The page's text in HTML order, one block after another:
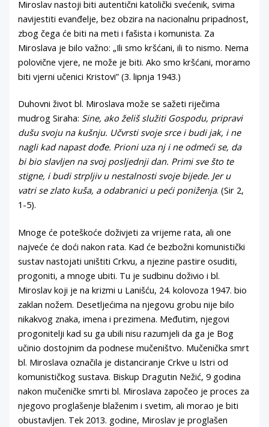
Miroslav nastoji biti autentični katolički svećenik, svima
navijestiti evanđelje, bez obzira na nacionalnu pripadnost,
zbog čega će biti na meti i fašista i komunista. Za
Miroslava je bilo važno: „Ili smo kršćani, ili to nismo. Nema
polovične vjere, ne može je biti. Ako smo kršćani, moramo
biti vjerni učenici Kristovi” (3. lipnja 1943.)
Duhovni život bl. Miroslava može se sažeti riječima
mudrog Siraha: Sine, ako želiš služiti Gospodu, pripravi
dušu svoju na kušnju. Učvrsti svoje srce i budi jak, i ne
nagli kad napast dođe. Prioni uza nj i ne odmeći se, da
bi bio slavljen na svoj posljednji dan. Primi sve što te
stigne, i budi strpljiv u nestalnosti svoje bijede. Jer u
vatri se zlato kuša, a odabranici u peći poniženja. (Sir 2,
1-5).
Mnoge će poteškoće doživjeti za vrijeme rata, ali one
najveće će doći nakon rata. Kad će bezbožni komunistički
sustav nastojati uništiti Crkvu, a njezine pastire osuditi,
progoniti, a mnoge ubiti. Tu je sudbinu doživio i bl.
Miroslav koji je na krizmi u Lanišću, 24. kolovoza 1947. bio
zaklan nožem. Desetljećima na njegovu grobu nije bilo
nikakvog znaka, imena i prezimena. Međutim, njegovi
progonitelji kad su ga ubili nisu razumjeli da ga je Bog
učinio dostojnim da podnese mučeništvo. Mučenička smrt
bl. Miroslava označila je distanciranje Crkve u Istri od
komunističkog sustava. Biskup Dragutin Nežić, 9 godina
nakon mučeničke smrti bl. Miroslava započeo je proces za
njegovo proglašenje blaženim i svetim, ali morao je biti
obustavljen. Tek 2013. godine, Miroslav je proglašen